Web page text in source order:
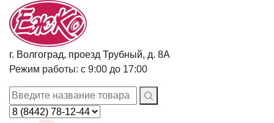
г. Волгоград, проезд Трубный, д. 8А
Режим работы: с 9:00 до 17:00